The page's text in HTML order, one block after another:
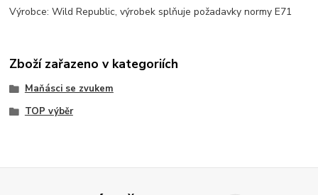
Výrobce: Wild Republic, výrobek splňuje požadavky normy E71
Zboží zařazeno v kategoriích
Maňásci se zvukem
TOP výběr